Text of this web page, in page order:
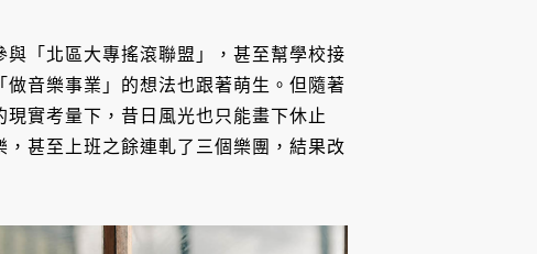
「北區大專搖滾聯盟」，甚至幫學校接
音樂事業」的想法也跟著萌生。但隨著
實考量下，昔日風光也只能畫下休止
甚至上班之餘連軋了三個樂團，結果改